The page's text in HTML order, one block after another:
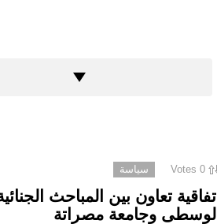
0
Votes سياسة
اتفاقية تعاون بين المباحث
الوسطى وجامعة مصراتة